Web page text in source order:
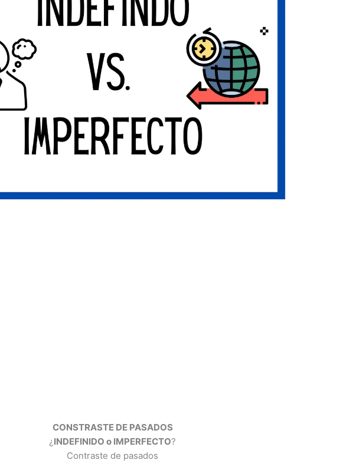
CONSTRASTE DE PASADOS
¿ INDEFINIDO o IMPERFECTO?
Contraste de pasados